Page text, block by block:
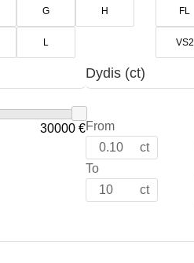
t
G H
L
FL
VS2
30000 €
Dydis (ct)
From
ct
To
ct